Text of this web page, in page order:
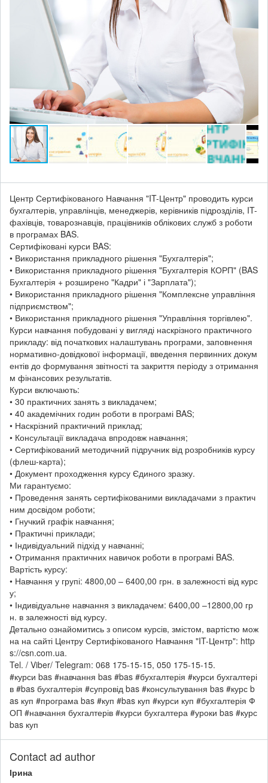
Центр Сертифікованого Навчання "IT-Центр" проводить курси
бухгалтерів, управлінців, менеджерів, керівників підрозділів, IT-
фахівців, товарознавців, працівників облікових служб з роботи
в програмах BAS.
Сертифіковані курси BAS:
• Використання прикладного рішення "Бухгалтерія";
• Використання прикладного рішення "Бухгалтерія КОРП" (BAS
Бухгалтерія + розширено "Кадри" і "Зарплата");
• Використання прикладного рішення "Комплексне управління
підприємством";
• Використання прикладного рішення "Управління торгівлею".
Курси навчання побудовані у вигляді наскрізного практичного
прикладу: від початкових налаштувань програми, заповнення
нормативно-довідкової інформації, введення первинних докум
ентів до формування звітності та закриття періоду з отримання
м фінансових результатів.
Курси включають:
• 30 практичних занять з викладачем;
• 40 академічних годин роботи в програмі BAS;
• Наскрізний практичний приклад;
• Консультації викладача впродовж навчання;
• Сертифікований методичний підручник від розробників курсу
(флеш-карта);
• Документ проходження курсу Єдиного зразку.
Ми гарантуємо:
• Проведення занять сертифікованими викладачами з практич
ним досвідом роботи;
• Гнучкий графік навчання;
• Практичні приклади;
• Індивідуальний підхід у навчанні;
• Отримання практичних навичок роботи в програмі BAS.
Вартість курсу:
• Навчання у групі: 4800,00 – 6400,00 грн. в залежності від курс
у;
• Індивідуальне навчання з викладачем: 6400,00 –12800,00 гр
н. в залежності від курсу.
Детально ознайомитись з описом курсів, змістом, вартістю мож
на на сайті Центру Сертифікованого Навчання "IT-Центр": http
s://csn.com.ua.
Tel. / Viber/ Telegram: 068 175-15-15, 050 175-15-15.
#курси bas #навчання bas #bas #бухгалтерія #курси бухгалтері
в #bas бухгалтерія #супровід bas #консультування bas #курс b
as куп #програма bas #куп #bas куп #курси куп #бухгалтерія Ф
ОП #навчання бухгалтерів #курси бухгалтера #уроки bas #курс
bas куп
Contact ad author
Ірина